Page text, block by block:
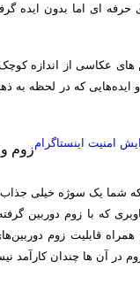
حرفه ای اما بدون ایده
های عکاسی از اندازه
که در لحظه به
امنیت اینستاگرامزوم
شما یک سوژه خیلی جذاب و
که با زوم دوربین
همراه قابلیت زوم
در آن ها چندان کارآمد